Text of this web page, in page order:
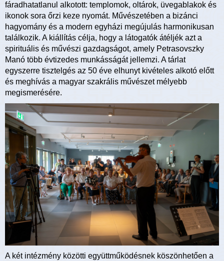
fáradhatatlanul alkotott: templomok, oltárok, üvegablakok és
ikonok sora őrzi keze nyomát. Művészetében a bizánci
hagyomány és a modern egyházi megújulás harmonikusan
találkozik. A kiállítás célja, hogy a látogatók átéljék azt a
spirituális és művészi gazdagságot, amely Petrasovszky
Manó több évtizedes munkásságát jellemzi. A tárlat
egyszerre tisztelgés az 50 éve elhunyt kivételes alkotó előtt
és meghívás a magyar szakrális művészet mélyebb
megismerésére.
A két intézmény közötti együttműködésnek köszönhetően a